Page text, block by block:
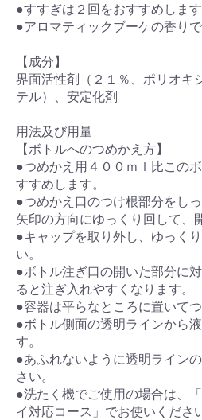
●すすぎは２回をおすすめします
●アロマティックブーケの香りで
【成分】
界面活性剤（２１％、ポリオキ
テル）、安定化剤
用法及び用量
【ボトルへのつめかえ方】
●つめかえ用４００ｍｌ比この
すすめします。
●つめかえ口のつけ根部分をし
矢印の方向にゆっくり回して、
●キャップを取り外し、ゆっく
い。
●ボトル注ぎ口の開いた部分に
ると注ぎ入れやすくなります。
●容器は平らなところに置いて
●ボトル側面の透明ラインから
す。
●あふれないように透明ライン
さい。
●洗たく機でご使用の場合は、
イ対応コース」でお使いくださ